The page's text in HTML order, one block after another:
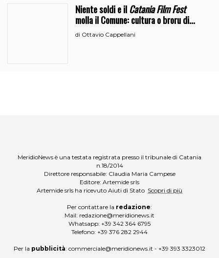
Niente soldi e ilCatania Film Fest
molla il Comune: cultura o broru di
ciciri?
di Ottavio Cappellani
MeridioNews è una testata registrata presso il tribunale di Catania
n.18/2014
Direttore responsabile: Claudia Maria Campese
Editore: Artemide srls
Artemide srls ha ricevuto Aiuti di Stato Scopri di più
Per contattare la redazione:
Mail: redazione@meridionews.it
Whatsapp: +39 342 364 6795
Telefono: +39 376 282 2944
Per la pubblicità: commerciale@meridionews.it - +39 393 3323012